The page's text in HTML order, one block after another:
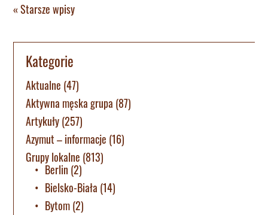
« Starsze wpisy
Kategorie
Aktualne (47)
Aktywna męska grupa (87)
Artykuły(257)
Azymut – informacje (16)
Grupy lokalne (813)
Berlin (2)
Bielsko-Biała (14)
Bytom(2)